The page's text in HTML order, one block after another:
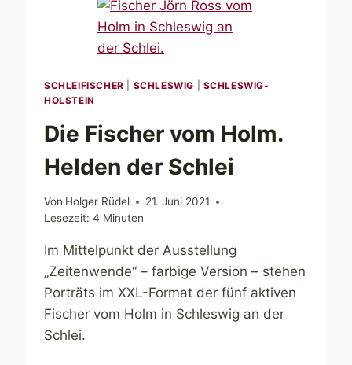
SCHLEIFISCHER SCHLESWIG
SCHLESWIG-
HOLSTEIN
Die Fischer vom Holm.
Helden der Schlei
Von Holger Rüdel
21. Juni 2021
Lesezeit: 4 Minuten
Im Mittelpunkt der Ausstellung
„Zeitenwende“ – farbige Version – stehen
Porträts im XXL-Format der fünf aktiven
Fischer vom Holm in Schleswig an der
Schlei.